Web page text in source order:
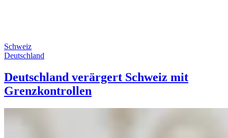
Schweiz
Deutschland
Deutschland verärgert Schweiz mit
Grenzkontrollen